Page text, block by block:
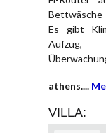
Es gibt
athens....
VILLA: